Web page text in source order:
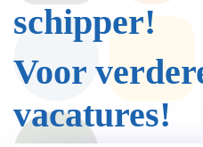
schipper!
Voor
vacatures!